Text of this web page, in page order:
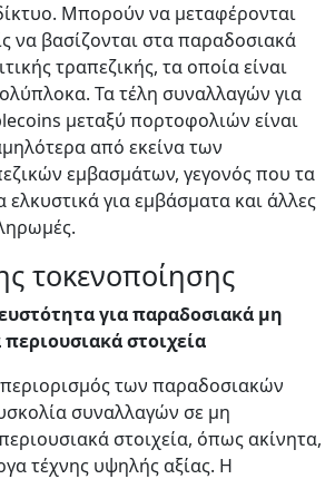
Μπορούν να μεταφέρονται
να βασίζονται στα παραδοσιακά
τραπεζικής, τα οποία είναι
Τα τέλη συναλλαγών για
μεταξύ πορτοφολιών είναι
από εκείνα των
εμβασμάτων, γεγονός που τα
ελκυστικά για εμβάσματα και άλλες
τοκενοποίησης
για παραδοσιακά μη
στοιχεία
των παραδοσιακών
συναλλαγών σε μη
στοιχεία, όπως ακίνητα,
τέχνης υψηλής αξίας. Η